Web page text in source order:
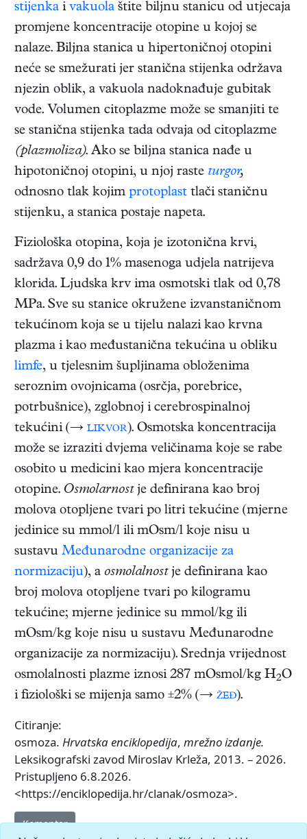
stijenka i vakuola štite biljnu stanicu od utjecaja
promjene koncentracije otopine u kojoj se
nalaze. Biljna stanica u hipertoničnoj otopini
neće se smežurati jer stanična stijenka održava
njezin oblik, a vakuola nadoknađuje gubitak
vode. Volumen citoplazme može se smanjiti te
se stanična stijenka tada odvaja od citoplazme
(plazmoliza). Ako se biljna stanica nađe u
hipotoničnoj otopini, u njoj raste turgor,
odnosno tlak kojim protoplast tlači staničnu
stijenku, a stanica postaje napeta.
Fiziološka otopina, koja je izotonična krvi,
sadržava 0,9 do 1% masenoga udjela natrijeva
klorida. Ljudska krv ima osmotski tlak od 0,78
MPa. Sve su stanice okružene izvanstaničnom
tekućinom koja se u tijelu nalazi kao krvna
plazma i kao međustanična tekućina u obliku
limfe, u tjelesnim šupljinama obloženima
seroznim ovojnicama (osrčja, porebrice,
potrbušnice), zglobnoj i cerebrospinalnoj
tekućini (→ likvor). Osmotska koncentracija
može se izraziti dvjema veličinama koje se rabe
osobito u medicini kao mjera koncentracije
otopine. Osmolarnostje definirana kao broj
molova otopljene tvari po litri tekućine (mjerne
jedinice su mmol/l ili mOsm/l koje nisu u
sustavu Međunarodne organizacije za
normizaciju), a osmolalnostje definirana kao
broj molova otopljene tvari po kilogramu
tekućine; mjerne jedinice su mmol/kg ili
mOsm/kg koje nisu u sustavu Međunarodne
organizacije za normizaciju). Srednja vrijednost
osmolalnosti plazme iznosi 287 mOsmol/kg H2O
i fiziološki se mijenja samo ±2% (→ žeđ).
Citiranje:
osmoza. Hrvatska enciklopedija, mrežno izdanje.
Leksikografski zavod Miroslav Krleža, 2013. – 2026.
Pristupljeno 6.8.2026.
<https://enciklopedija.hr/clanak/osmoza>.
Komentar